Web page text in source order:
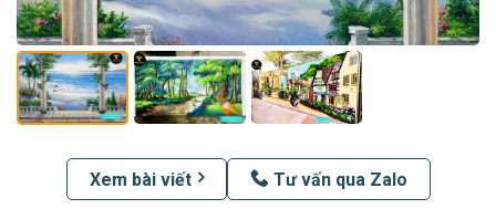
Xem bài viết Tư vấn qua Zalo